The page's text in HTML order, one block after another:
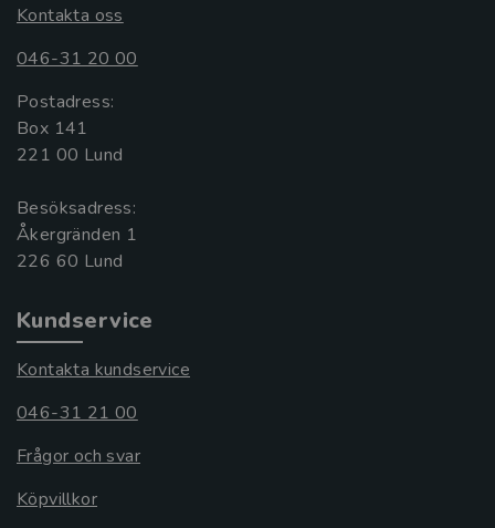
Kontakta oss
046-31 20 00
Postadress:
Box 141
221 00 Lund
Besöksadress:
Åkergränden 1
Kundservice
Kontakta kundservice
046-31 21 00
Frågor och svar
Köpvillkor